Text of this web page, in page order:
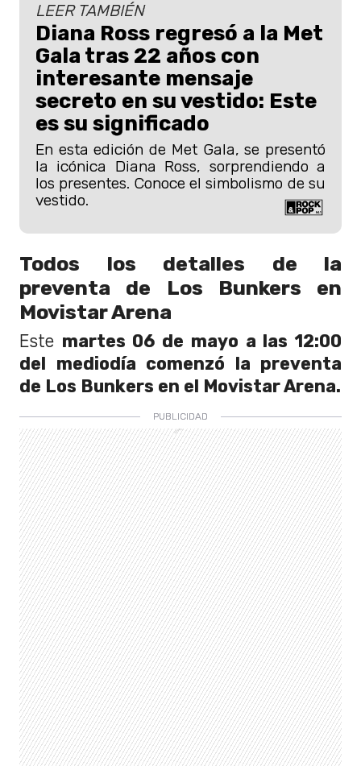
LEER TAMBIÉN
Diana Ross regresó a la Met
Gala tras 22 años con
interesante mensaje
secreto en su vestido: Este
es su significado
En esta edición de Met Gala, se presentó
la icónica Diana Ross, sorprendiendo a
los presentes. Conoce el simbolismo de su
vestido.
Todos los detalles de la
preventa de Los Bunkers en
Movistar Arena
Este martes 06 de mayo a las 12:00
del mediodía comenzó la preventa
de Los Bunkers en el Movistar Arena.